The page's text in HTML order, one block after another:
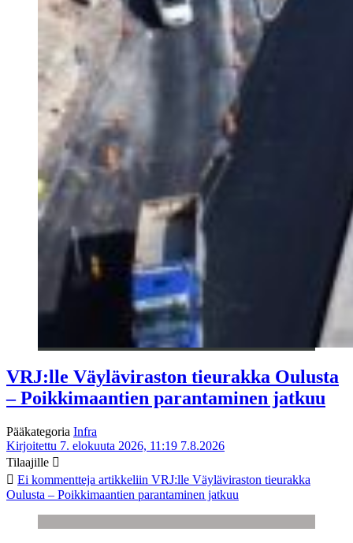
VRJ:lle Väyläviraston tieurakka Oulusta
– Poikkimaantien parantaminen jatkuu
Pääkategoria Infra
Kirjoitettu 7. elokuuta 2026, 11:19 7.8.2026
Tilaajille
Ei kommentteja artikkeliin VRJ:lle Väyläviraston tieurakka
Oulusta – Poikkimaantien parantaminen jatkuu